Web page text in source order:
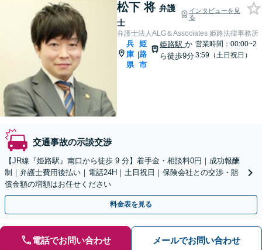
松下 将 弁護
士
インタビューを見
る
弁護士法人ALG＆Associates 姫路法律事務所
兵
庫
県
|
姫
路
市
姫路駅か
ら徒歩9分
営業時間：00:00~2
3:59（土日祝日）
交通事故の示談交渉
【JR線『姫路駅』南口から徒歩 9 分】着手金・相談料0円｜成功報酬
制｜弁護士費用後払い｜電話24H｜土日祝日｜保険会社との交渉・賠
償金額の増額はお任せください
料金表を見る
電話でお問い合わせ メールでお問い合わせ